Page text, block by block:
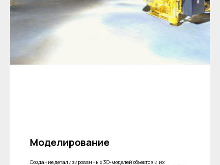
Моделирование
Создание детализированных 3D-моделей объектов и их